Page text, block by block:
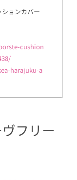
ョンカバー
cushion
harajuku-a
フリー